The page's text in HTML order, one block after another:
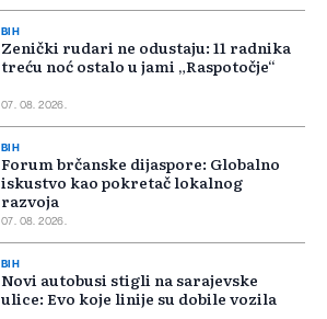
BIH
Zenički rudari ne odustaju: 11 radnika
treću noć ostalo u jami „Raspotočje“
07. 08. 2026.
BIH
Forum brčanske dijaspore: Globalno
iskustvo kao pokretač lokalnog
razvoja
07. 08. 2026.
BIH
Novi autobusi stigli na sarajevske
ulice: Evo koje linije su dobile vozila